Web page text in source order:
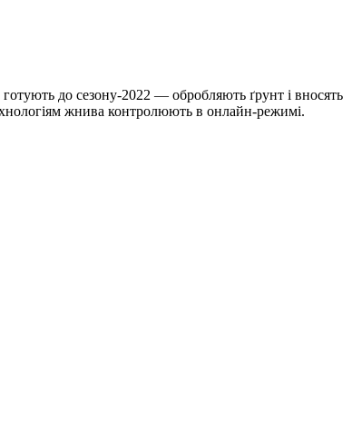
до сезону-2022 — обробляють ґрунт і вносять
жнива контролюють в онлайн-режимі.